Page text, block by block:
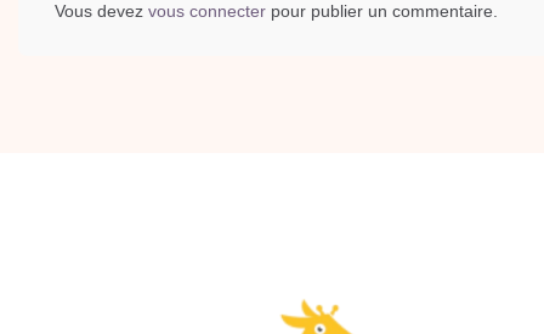
Vous devez vous connecter pour publier un commentaire.